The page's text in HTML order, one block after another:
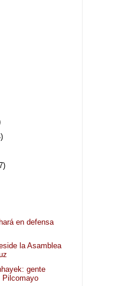
en defensa
la Asamblea
gente
Pilcomayo